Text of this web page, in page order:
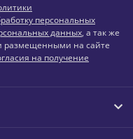
персональных
данных, а так же
размещенными на сайте
на получение